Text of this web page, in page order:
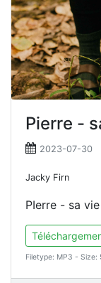
Pierre -
2023-07-30
Jacky Firn
PIerre - sa
Filetype: MP3 - Size: